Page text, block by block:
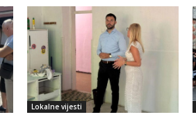
Lokalne vijesti